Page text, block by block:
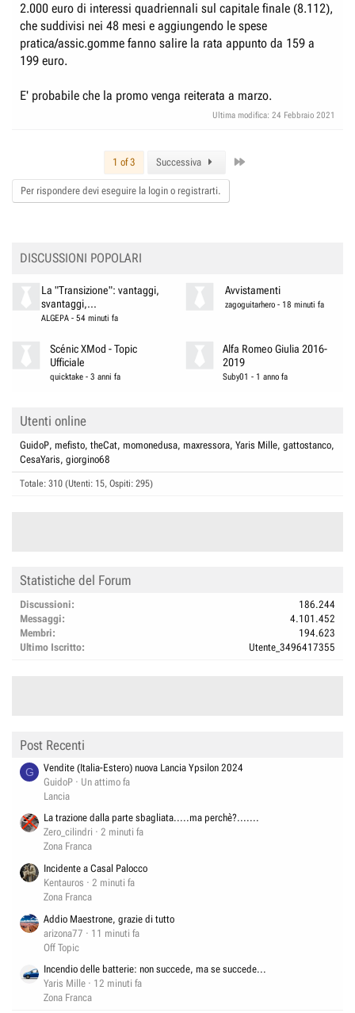
2.000 euro di interessi quadriennali sul capitale finale (8.112),
che suddivisi nei 48 mesi e aggiungendo le spese
pratica/assic.gomme fanno salire la rata appunto da 159 a
199 euro.
E' probabile che la promo venga reiterata a marzo.
Ultima modifica: 24 Febbraio 2021
1 of 3 Successiva
Per rispondere devi eseguire la login o registrarti.
DISCUSSIONI POPOLARI
La "Transizione": vantaggi,
svantaggi,...
ALGEPA- 54 minuti fa
Avvistamenti
zagoguitarhero - 18 minuti fa
Scénic XMod - Topic
Ufficiale
quicktake -3 anni fa
Alfa Romeo Giulia 2016-
2019
Suby01 - 1 anno fa
Utenti online
GuidoP mefisto theCat momonedusa maxressora Yaris Mille gattostanco
CesaYaris giorgino68
Totale: 310 (Utenti: 15, Ospiti: 295)
Statistiche del Forum
Discussioni
186.244
Messaggi
4.101.452
Membri
194.623
Ultimo Iscritto
Utente_3496417355
Post Recenti
G
Vendite (Italia-Estero) nuova Lancia Ypsilon 2024
GuidoP
Un attimo fa
Lancia
La trazione dalla parte sbagliata.....ma perchè?.......
Zero_cilindri
2 minuti fa
Zona Franca
Incidente a Casal Palocco
Kentauros
2 minuti fa
Zona Franca
Addio Maestrone, grazie di tutto
arizona77
11 minuti fa
Off Topic
Incendio delle batterie: non succede, ma se succede...
Yaris Mille
12 minuti fa
Zona Franca